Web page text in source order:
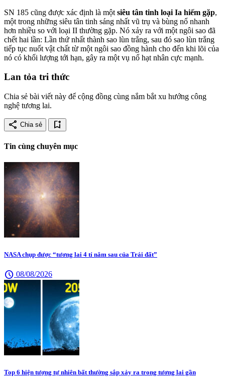
SN 185 cũng được xác định là một siêu tân tinh loại Ia hiếm gặp,
một trong những siêu tân tinh sáng nhất vũ trụ và bùng nổ nhanh
hơn nhiều so với loại II thường gặp. Nó xảy ra với một ngôi sao đã
chết hai lần: Lần thứ nhất thành sao lùn trắng, sau đó sao lùn trắng
tiếp tục nuốt vật chất từ một ngôi sao đồng hành cho đến khi lõi của
nó có khối lượng tới hạn, gây ra một vụ nổ hạt nhân cực mạnh.
Lan tỏa tri thức
Chia sẻ bài viết này để cộng đồng cùng nắm bắt xu hướng công
nghệ tương lai.
share Chia sẻ bookmark_add
Tin cùng chuyên mục
NASA chụp được “tương lai 4 tỉ năm sau của Trái đất”
schedule 08/08/2026
Top 6 hiện tượng tự nhiên bất thường sắp xảy ra trong tương lai gần